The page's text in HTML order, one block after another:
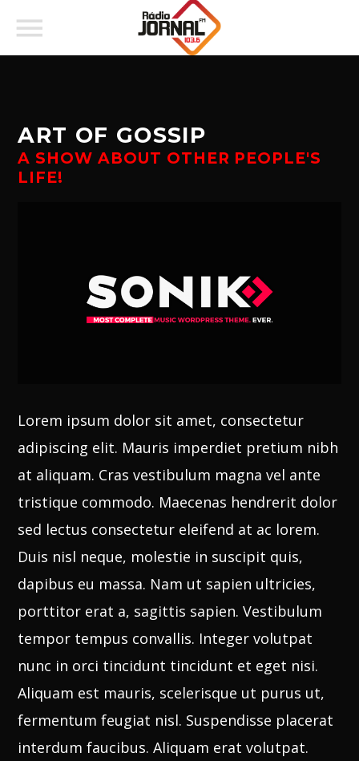
Facebook
ART OF GOSSIP
A SHOW ABOUT OTHER PEOPLE'S
LIFE!
Lorem ipsum dolor sit amet, consectetur
adipiscing elit. Mauris imperdiet pretium nibh
at aliquam. Cras vestibulum magna vel ante
tristique commodo. Maecenas hendrerit dolor
sed lectus consectetur eleifend at ac lorem.
Duis nisl neque, molestie in suscipit quis,
dapibus eu massa. Nam ut sapien ultricies,
porttitor erat a, sagittis sapien. Vestibulum
tempor tempus convallis. Integer volutpat
nunc in orci tincidunt tincidunt et eget nisi.
Aliquam est mauris, scelerisque ut purus ut,
fermentum feugiat nisl. Suspendisse placerat
interdum faucibus. Aliquam erat volutpat.